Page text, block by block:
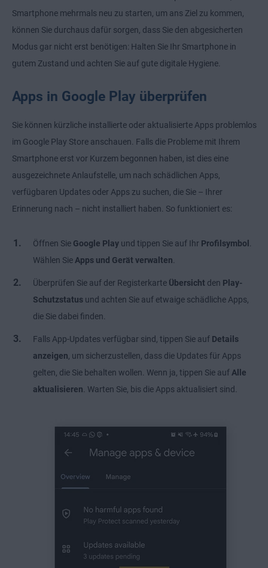
Smartphone mehrmals neu zu starten, um ans Ziel zu kommen,
können Sie durchaus dafür sorgen, dass Sie den abgesicherten
Modus gar nicht erst benötigen: Halten Sie Ihr Smartphone in
gutem Zustand und achten Sie auf gute digitale Hygiene.
Apps in Google Play überprüfen
Sie können kürzliche installierte oder aktualisierte Apps problemlos
im Google Play Store anschauen. Falls die Probleme mit Ihrem
Smartphone erst vor Kurzem begonnen haben, ist dies eine
ausgezeichnete Anlaufstelle, um nach schädlichen Apps,
verfügbaren Updates oder Apps zu suchen, die Sie – Ihrer
Erinnerung nach – nicht installiert haben. So funktioniert es:
Öffnen Sie Google Play und tippen Sie auf Ihr Profilsymbol
Wählen Sie Apps und Gerät verwalten
Überprüfen Sie auf der Registerkarte Übersicht den Play-
Schutzstatus und achten Sie auf etwaige schädliche Apps,
die Sie dabei finden.
Falls App-Updates verfügbar sind, tippen Sie auf Details
anzeigen , um sicherzustellen, dass die Updates für Apps
gelten, die Sie behalten wollen. Wenn ja, tippen Sie auf Alle
aktualisieren . Warten Sie, bis die Apps aktualisiert sind.